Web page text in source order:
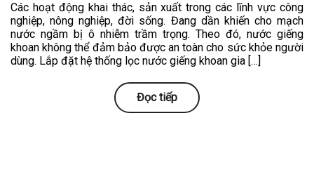
Các hoạt động khai thác, sản xuất trong các lĩnh vực công
nghiệp, nông nghiệp, đời sống. Đang dần khiến cho mạch
nước ngầm bị ô nhiễm trầm trọng. Theo đó, nước giếng
khoan không thể đảm bảo được an toàn cho sức khỏe người
dùng. Lắp đặt hệ thống lọc nước giếng khoan gia […]
Đọc tiếp